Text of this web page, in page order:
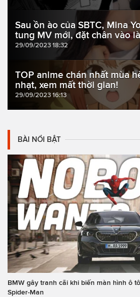
Sau ồn ào của SBTC, Mina
tung MV mới, đặt chân vào
29/09/2023 18:32
TOP anime chán nhất mùa
nhạt, xem mất thời gian!
29/09/2023 16:13
BÀI NỔI BẬT
BMW gây tranh cãi khi biến màn hình ô
Spider-Man